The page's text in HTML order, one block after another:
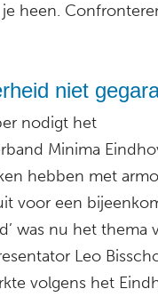
heen.
niet
nodigt het
Minima
hebben met
voor een
was nu het thema
Leo
volgens het